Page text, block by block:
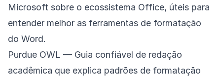
Microsoft sobre o ecossistema Office, úteis para
entender melhor as ferramentas de formatação
do Word.
Purdue OWL — Guia confiável de redação
acadêmica que explica padrões de formatação